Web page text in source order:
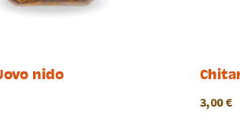
nido
3,00 €